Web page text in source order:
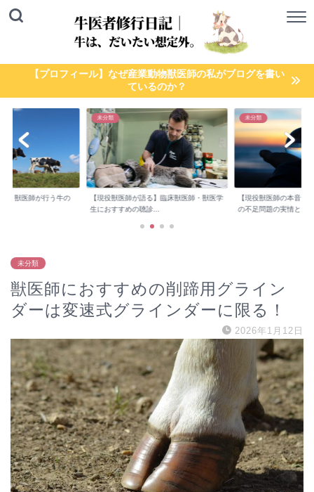
【プロフィール】なぜ産業動物獣医師の私がブログを書い
ているのか？
】獣医師が行う牛の
未分類
【現役獣医師が語る】臨床獣医師・獣医学
生におすすめの聴診...
未分類
【現役獣医師の本音】
の不足問題の実情と...
未分類
獣医師におすすめの削蹄用グライン
ダーは変速式グラインダーに限る！
2026年1月12日